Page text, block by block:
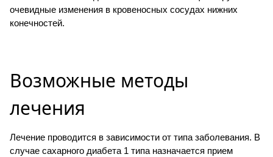
очевидные изменения в кровеносных сосудах нижних
конечностей.
Возможные методы
лечения
Лечение проводится в зависимости от типа заболевания. В
случае сахарного диабета 1 типа назначается прием